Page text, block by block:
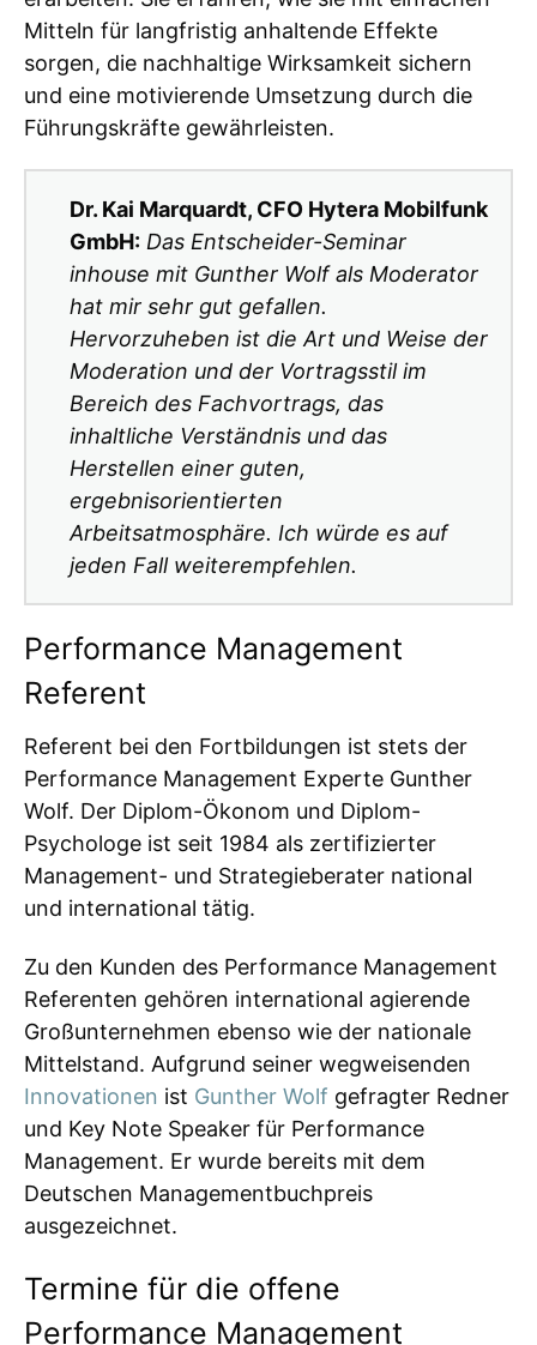
Mitteln für langfristig anhaltende Effekte
sorgen, die nachhaltige Wirksamkeit sichern
und eine motivierende Umsetzung durch die
Führungskräfte gewährleisten.
Dr. Kai Marquardt, CFO Hytera Mobilfunk
GmbH: Das Entscheider-Seminar
inhouse mit Gunther Wolf als Moderator
hat mir sehr gut gefallen.
Hervorzuheben ist die Art und Weise der
Moderation und der Vortragsstil im
Bereich des Fachvortrags, das
inhaltliche Verständnis und das
Herstellen einer guten,
ergebnisorientierten
Arbeitsatmosphäre. Ich würde es auf
jeden Fall weiterempfehlen.
Performance Management
Referent
Referent bei den Fortbildungen ist stets der
Performance Management Experte Gunther
Wolf. Der Diplom-Ökonom und Diplom-
Psychologe ist seit 1984 als zertifizierter
Management- und Strategieberater national
und international tätig.
Zu den Kunden des Performance Management
Referenten gehören international agierende
Großunternehmen ebenso wie der nationale
Mittelstand. Aufgrund seiner wegweisenden
Innovationen ist Gunther Wolf gefragter Redner
und Key Note Speaker für Performance
Management. Er wurde bereits mit dem
Deutschen Managementbuchpreis
ausgezeichnet.
Termine für die offene
Performance Management